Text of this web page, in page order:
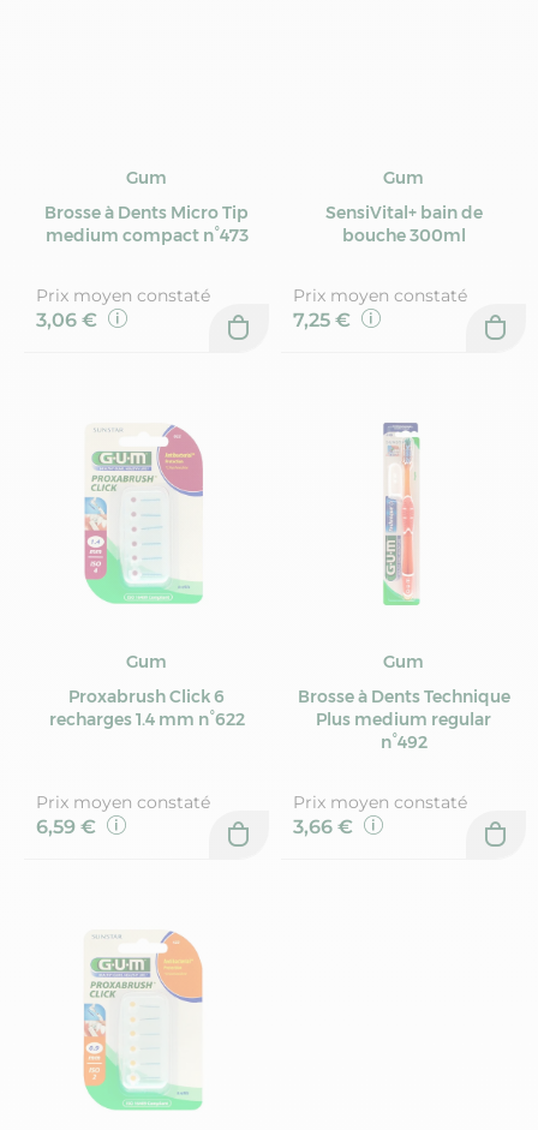
Gum
Brosse à Dents Micro Tip
medium compact n°473
Prix moyen constaté
3,06 €
Gum
SensiVital+ bain de
bouche 300ml
Prix moyen constaté
7,25 €
Gum
Proxabrush Click 6
recharges 1.4 mm n°622
Prix moyen constaté
6,59 €
Gum
Brosse à Dents Technique
Plus medium regular
n°492
Prix moyen constaté
3,66 €